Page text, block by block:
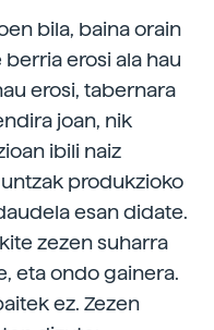
bila, baina orain
erosi ala hau
erosi, tabernara
joan, nik
ibili naiz
produkzioko
esan didate.
zezen suharra
eta ondo gainera.
ez. Zezen